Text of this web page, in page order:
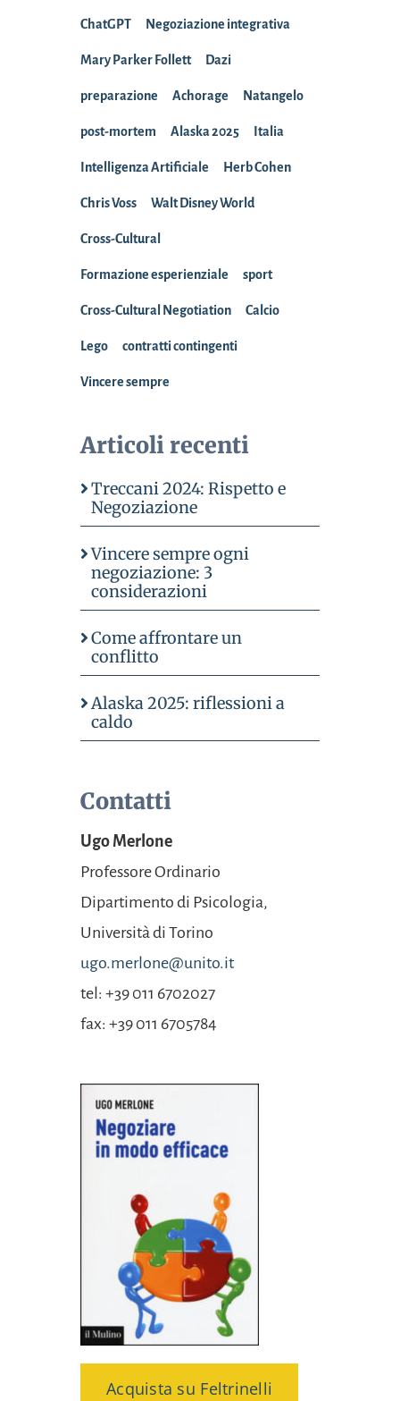
ChatGPT Negoziazione integrativa
Mary Parker Follett Dazi
preparazione Achorage Natangelo
post-mortem Alaska 2025 Italia
Intelligenza Artificiale Herb Cohen
Chris Voss Walt Disney World
Cross-Cultural
Formazione esperienziale sport
Cross-Cultural Negotiation Calcio
Lego contratti contingenti
Vincere sempre
Articoli recenti
Treccani 2024: Rispetto e
Negoziazione
Vincere sempre ogni
negoziazione: 3
considerazioni
Come affrontare un
conflitto
Alaska 2025: riflessioni a
caldo
Contatti
Ugo Merlone
Professore Ordinario
Dipartimento di Psicologia,
Universitàdi Torino
ugo.merlone@unito.it
tel: +39 011 6702027
fax: +39 011 6705784
Acquista su Feltrinelli